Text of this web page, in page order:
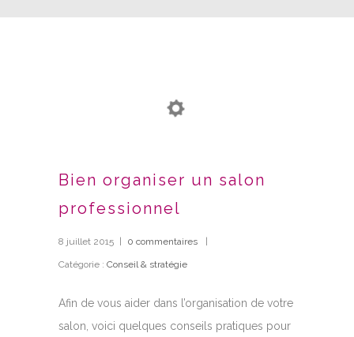
Bien organiser un salon
professionnel
8 juillet 2015 0 commentaires
Catégorie : Conseil & stratégie
Afin de vous aider dans l’organisation de votre
salon, voici quelques conseils pratiques pour